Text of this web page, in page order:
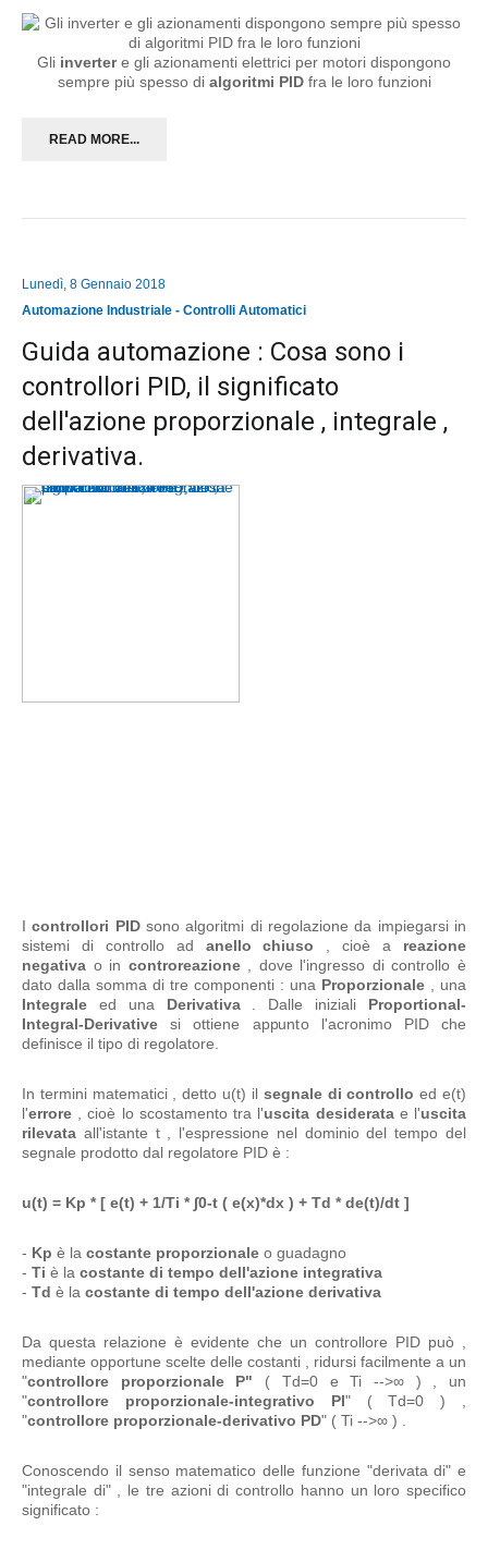
Gli invertere gli azionamenti elettrici per motori dispongono
sempre più spesso di algoritmi PIDfra le loro funzioni
READ MORE...
Lunedì, 8 Gennaio 2018
Automazione Industriale - Controlli Automatici
Guida automazione : Cosa sono i
controllori PID, il significato
dell'azione proporzionale , integrale ,
derivativa.
Icontrollori PIDsono algoritmi di regolazione da impiegarsi in
sistemi di controllo ad anello chiuso , cioè a reazione
negativa o in controreazione, dove l'ingresso di controllo è
dato dalla somma di tre componenti : una Proporzionale , una
Integrale ed una Derivativa. Dalle iniziali Proportional-
Integral-Derivative si ottiene appunto l'acronimo PID che
definisce il tipo di regolatore.
In termini matematici , detto u(t) il segnale di controllo ed e(t)
l'errore , cioè lo scostamento tra l'uscita desideratae l'uscita
rilevata all'istante t , l'espressione nel dominio del tempo del
segnale prodotto dal regolatore PID è :
u(t) = Kp * [ e(t) + 1/Ti * ∫0-t ( e(x)*dx ) + Td * de(t)/dt ]
- Kp è la costante proporzionale o guadagno
- Ti è la costante di tempo dell'azione integrativa
- Td è la costante di tempo dell'azione derivativa
Da questa relazione è evidente che un controllore PID può ,
mediante opportune scelte delle costanti , ridursi facilmente a un
"controllore proporzionale P" ( Td=0 e Ti -->∞ ) , un
"controllore proporzionale-integrativo PI" ( Td=0 ) ,
"controllore proporzionale-derivativo PD" ( Ti -->∞ ) .
Conoscendo il senso matematico delle funzione "derivata di" e
"integrale di" , le tre azioni di controllo hanno un loro specifico
significato :